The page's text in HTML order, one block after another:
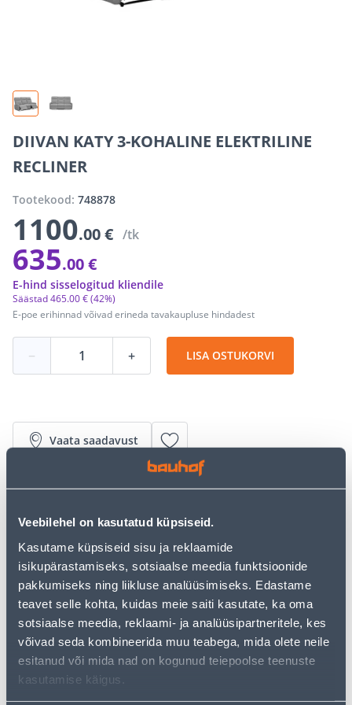
Veebilehel on kasutatud küpsiseid.
Kasutame küpsiseid sisu ja reklaamide
isikupärastamiseks, sotsiaalse meedia funktsioonide
pakkumiseks ning liikluse analüüsimiseks. Edastame
teavet selle kohta, kuidas meie saiti kasutate, ka oma
sotsiaalse meedia, reklaami- ja analüüsipartneritele, kes
võivad seda kombineerida muu teabega, mida olete neile
esitanud või mida nad on kogunud teiepoolse teenuste
kasutamise käigus.
DIIVAN KATY 3-KOHALINE ELEKTRILINE
RECLINER
Tootekood: 748878
1100.00 € /tk
635.00 €
E-poe erihinnad võivad erineda tavakaupluse hindadest
Säästad465.00 €(42%)
E-hind sisselogitud kliendile
− + LISA OSTUKORVI
Vaata saadavust
• HANKIJA LAOST TELLITAV TOODE
Järelmaksu kalkulaator
Kuumakse 183.33 €